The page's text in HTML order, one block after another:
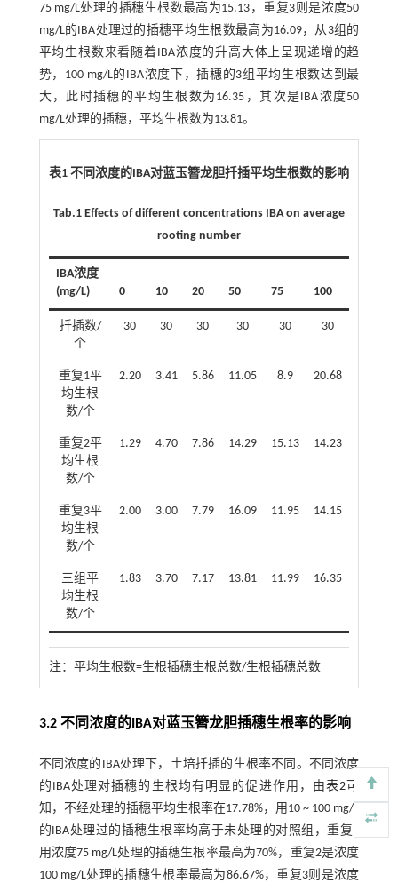
75 mg/L处理的插穗生根数最高为15.13，重复3则是浓度50
mg/L的IBA处理过的插穗平均生根数最高为16.09，从3组的
平均生根数来看随着IBA浓度的升高大体上呈现递增的趋
势，100 mg/L的IBA浓度下，插穗的3组平均生根数达到最
大，此时插穗的平均生根数为16.35，其次是IBA浓度50
mg/L处理的插穗，平均生根数为13.81。
表1 不同浓度的IBA对蓝玉簪龙胆扦插平均生根数的影响
Tab.1 Effects of different concentrations IBA on average
rooting number
IBA浓度
(mg/L)
0 10 20 50 75 100
扦插数/
个
30 30 30 30 30 30
重复1平
均生根
数/个
2.20 3.41 5.86 11.05 8.9 20.68
重复2平
均生根
数/个
1.29 4.70 7.86 14.29 15.13 14.23
重复3平
均生根
数/个
2.00 3.00 7.79 16.09 11.95 14.15
三组平
均生根
数/个
1.83 3.70 7.17 13.81 11.99 16.35
注： 平均生根数=生根插穗生根总数/生根插穗总数
3.2 不同浓度的IBA对蓝玉簪龙胆插穗生根率的影响
不同浓度的IBA处理下，土培扦插的生根率不同。不同浓度
的IBA处理对插穗的生根均有明显的促进作用，由表2 可
知，不经处理的插穗平均生根率在17.78%，用10 ~ 100 mg/L
的IBA处理过的插穗生根率均高于未处理的对照组，重复1
用浓度75 mg/L处理的插穗生根率最高为70%，重复2是浓度
100 mg/L处理的插穗生根率最高为86.67%，重复3则是浓度